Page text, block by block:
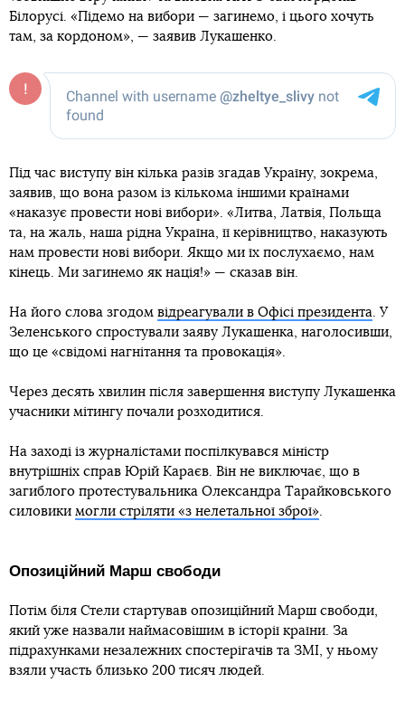
Білорусі. «Підемо на вибори — загинемо, і цього хочуть
там, за кордоном», — заявив Лукашенко.
Під час виступу він кілька разів згадав Україну, зокрема,
заявив, що вона разом із кількома іншими країнами
«наказує провести нові вибори». «Литва, Латвія, Польща
та, на жаль, наша рідна Україна, її керівництво, наказують
нам провести нові вибори. Якщо ми їх послухаємо, нам
кінець. Ми загинемо як нація!» — сказав він.
На його слова згодом відреагували в Офісі президента. У
Зеленського спростували заяву Лукашенка, наголосивши,
що це «свідомі нагнітання та провокація».
Через десять хвилин після завершення виступу Лукашенка
учасники мітингу почали розходитися.
На заході із журналістами поспілкувався міністр
внутрішніх справ Юрій Караєв. Він не виключає, що в
загиблого протестувальника Олександра Тарайковського
силовики могли стріляти «з нелетальної зброї».
Опозиційний Марш свободи
Потім біля Стели стартував опозиційний Марш свободи,
який уже назвали наймасовішим в історії країни. За
підрахунками незалежних спостерігачів та ЗМІ, у ньому
взяли участь близько 200 тисяч людей.